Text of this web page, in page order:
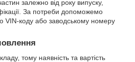
залежно від року випуску,
За потреби допоможемо
VIN-коду або заводському номеру
тому наявність та вартість